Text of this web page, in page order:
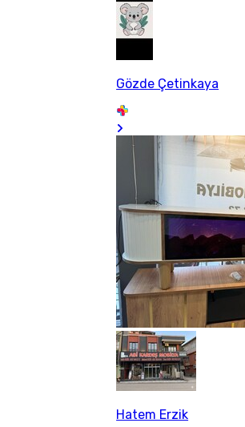
Gözde Çetinkaya
Hatem Erzik